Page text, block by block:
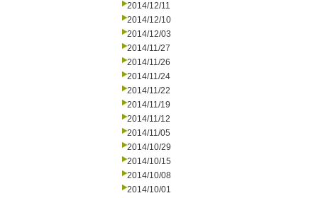
2014/12/11
2014/12/10
2014/12/03
2014/11/27
2014/11/26
2014/11/24
2014/11/22
2014/11/19
2014/11/12
2014/11/05
2014/10/29
2014/10/15
2014/10/08
2014/10/01